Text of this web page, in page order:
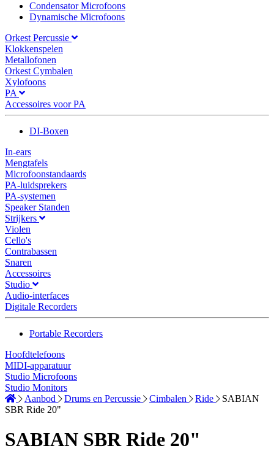
Condensator Microfoons
Dynamische Microfoons
Orkest Percussie
Klokkenspelen
Metallofonen
Orkest Cymbalen
Xylofoons
PA
Accessoires voor PA
DI-Boxen
In-ears
Mengtafels
Microfoonstandaards
PA-luidsprekers
PA-systemen
Speaker Standen
Strijkers
Violen
Cello's
Contrabassen
Snaren
Accessoires
Studio
Audio-interfaces
Digitale Recorders
Portable Recorders
Hoofdtelefoons
MIDI-apparatuur
Studio Microfoons
Studio Monitors
Aanbod
Drums en Percussie Cimbalen Ride
SABIAN
SBR Ride 20"
SABIAN SBR Ride 20"